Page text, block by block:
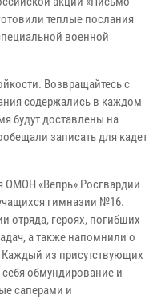
теплые послания
военной
Возвращайтесь с
содержались в каждом
будут доставлены на
записать для кадет
«Вепрь» Росгвардии
гимназии №16.
отряда, героях, погибших
а также напомнили о
Каждый из присутствующих
обмундирование и
саперами и